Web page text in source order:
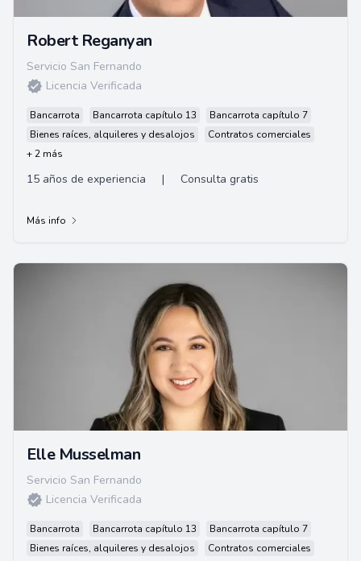
Robert Reganyan
Servicio San Fernando
Licencia Verificada
Bancarrota Bancarrota capítulo 13
Bancarrota capítulo 7
Bienes raíces, alquileres y desalojos
Contratos comerciales
+ 2 más
15 años de experiencia | Consulta gratis
Más info
Elle Musselman
Servicio San Fernando
Licencia Verificada
Bancarrota Bancarrota capítulo 13
Bancarrota capítulo 7
Bienes raíces, alquileres y desalojos
Contratos comerciales